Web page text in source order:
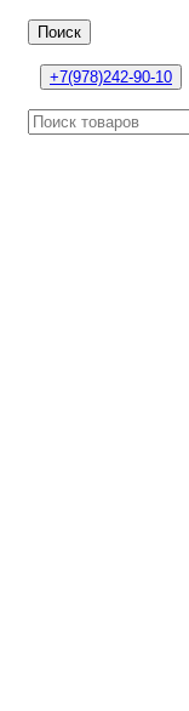
Поиск
+7(978)242-90-10